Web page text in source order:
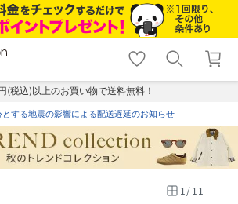
shopping_cart lock_outline
ログイン
(税込)以上のお買い物で送料無料！
する地震の影響による配送遅延のお知らせ
1/11